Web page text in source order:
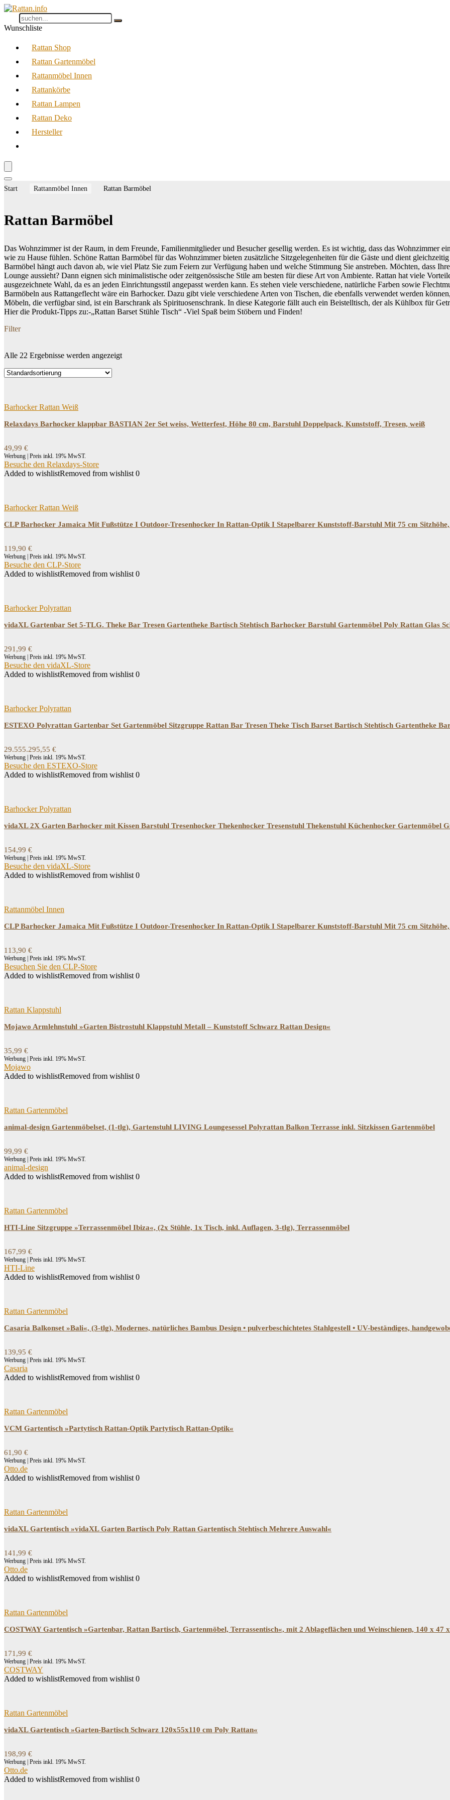
Wunschliste
Rattan Shop
Rattan Gartenmöbel
Rattanmöbel Innen
Rattankörbe
Rattan Lampen
Rattan Deko
Hersteller
Start Rattanmöbel Innen Rattan Barmöbel
Rattan Barmöbel
Das Wohnzimmer ist der Raum, in dem Freunde, Familienmitglieder und Besucher gesellig werden. Es ist wichtig, dass das Wohnzimmer
wie zu Hause fühlen. Schöne Rattan Barmöbel für das Wohnzimmer bieten zusätzliche Sitzgelegenheiten für die Gäste und dient
Barmöbel hängt auch davon ab, wie viel Platz Sie zum Feiern zur Verfügung haben und welche Stimmung Sie anstreben. Möchten, dass
Lounge aussieht? Dann eignen sich minimalistische oder zeitgenössische Stile am besten für diese Art von Ambiente. Rattan hat viele
ausgezeichnete Wahl, da es an jeden Einrichtungsstil angepasst werden kann. Es stehen viele verschiedene, natürliche Farben sowie
Barmöbeln aus Rattangeflecht wäre ein Barhocker. Dazu gibt viele verschiedene Arten von Tischen, die ebenfalls verwendet werden
Möbeln, die verfügbar sind, ist ein Barschrank als Spirituosenschrank. In diese Kategorie fällt auch ein Beistelltisch, der als Kühlbox für
Hier die Produkt-Tipps zu:-„Rattan Barset Stühle Tisch“ -Viel Spaß beim Stöbern und Finden!
Filter
Dein Budget
Price filter
Produkt-Kategorien
Alle 22 Ergebnisse werden angezeigt
Barhocker Rattan Weiß
Relaxdays Barhocker klappbar BASTIAN 2er Set weiss, Wetterfest, Höhe 80 cm, Barstuhl Doppelpack, Kunststoff, Tresen, weiß
49,99 €
Werbung | Preis inkl. 19% MwST.
Besuche den Relaxdays-Store
Added to wishlistRemoved from wishlist 0
Barhocker Rattan Weiß
CLP Barhocker Jamaica Mit Fußstütze I Outdoor-Tresenhocker In Rattan-Optik I Stapelbarer Kunststoff-Barstuhl Mit 75 cm
119,90 €
Werbung | Preis inkl. 19% MwST.
Besuche den CLP-Store
Added to wishlistRemoved from wishlist 0
Barhocker Polyrattan
vidaXL Gartenbar Set 5-TLG. Theke Bar Tresen Gartentheke Bartisch Stehtisch Barhocker Barstuhl Gartenmöbel Poly Rattan Glas
291,99 €
Werbung | Preis inkl. 19% MwST.
Besuche den vidaXL-Store
Added to wishlistRemoved from wishlist 0
Barhocker Polyrattan
ESTEXO Polyrattan Gartenbar Set Gartenmöbel Sitzgruppe Rattan Bar Tresen Theke Tisch Barset Bartisch Stehtisch Gartentheke
29.555.295,55 €
Werbung | Preis inkl. 19% MwST.
Besuche den ESTEXO-Store
Added to wishlistRemoved from wishlist 0
Barhocker Polyrattan
vidaXL 2X Garten Barhocker mit Kissen Barstuhl Tresenhocker Thekenhocker Tresenstuhl Thekenstuhl Küchenhocker Gartenmöbel
154,99 €
Werbung | Preis inkl. 19% MwST.
Besuche den vidaXL-Store
Added to wishlistRemoved from wishlist 0
Rattanmöbel Innen
CLP Barhocker Jamaica Mit Fußstütze I Outdoor-Tresenhocker In Rattan-Optik I Stapelbarer Kunststoff-Barstuhl Mit 75 cm
113,90 €
Werbung | Preis inkl. 19% MwST.
Besuchen Sie den CLP-Store
Added to wishlistRemoved from wishlist 0
Rattan Klappstuhl
Mojawo Armlehnstuhl »Garten Bistrostuhl Klappstuhl Metall – Kunststoff Schwarz Rattan Design«
35,99 €
Werbung | Preis inkl. 19% MwST.
Mojawo
Added to wishlistRemoved from wishlist 0
Rattan Gartenmöbel
animal-design Gartenmöbelset, (1-tlg), Gartenstuhl LIVING Loungesessel Polyrattan Balkon Terrasse inkl. Sitzkissen Gartenmöbel
99,99 €
Werbung | Preis inkl. 19% MwST.
animal-design
Added to wishlistRemoved from wishlist 0
Rattan Gartenmöbel
HTI-Line Sitzgruppe »Terrassenmöbel Ibiza«, (2x Stühle, 1x Tisch, inkl. Auflagen, 3-tlg), Terrassenmöbel
167,99 €
Werbung | Preis inkl. 19% MwST.
HTI-Line
Added to wishlistRemoved from wishlist 0
Rattan Gartenmöbel
Casaria Balkonset »Bali«, (3-tlg), Modernes, natürliches Bambus Design • pulverbeschichtetes Stahlgestell • UV-beständiges,
139,95 €
Werbung | Preis inkl. 19% MwST.
Casaria
Added to wishlistRemoved from wishlist 0
Rattan Gartenmöbel
VCM Gartentisch »Partytisch Rattan-Optik Partytisch Rattan-Optik«
61,90 €
Werbung | Preis inkl. 19% MwST.
Otto.de
Added to wishlistRemoved from wishlist 0
Rattan Gartenmöbel
vidaXL Gartentisch »vidaXL Garten Bartisch Poly Rattan Gartentisch Stehtisch Mehrere Auswahl«
141,99 €
Werbung | Preis inkl. 19% MwST.
Otto.de
Added to wishlistRemoved from wishlist 0
Rattan Gartenmöbel
COSTWAY Gartentisch »Gartenbar, Rattan Bartisch, Gartenmöbel, Terrassentisch«, mit 2 Ablageflächen und Weinschienen, 140 x 47
171,99 €
Werbung | Preis inkl. 19% MwST.
COSTWAY
Added to wishlistRemoved from wishlist 0
Rattan Gartenmöbel
vidaXL Gartentisch »Garten-Bartisch Schwarz 120x55x110 cm Poly Rattan«
198,99 €
Werbung | Preis inkl. 19% MwST.
Otto.de
Added to wishlistRemoved from wishlist 0